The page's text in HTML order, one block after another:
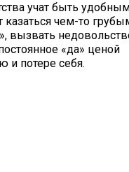
учат быть
казаться чем-то
вызвать
«да» ценой
и потере себя.